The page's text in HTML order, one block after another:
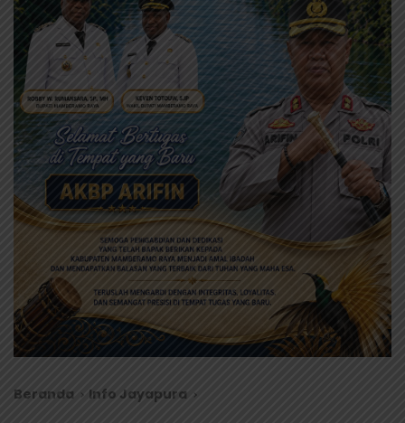
Beranda Info Jayapura